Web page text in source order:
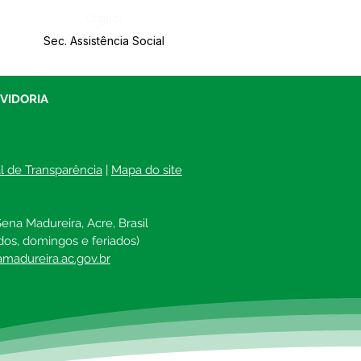
Sec. Assistência Social
de Transparência | Mapa do site
Madureira, Acre, Brasil
domingos e feriados)